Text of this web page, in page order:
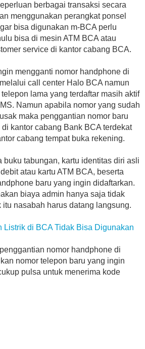
berbagai transaksi secara
menggunakan perangkat ponsel
bisa digunakan m-BCA perlu
bisa di mesin ATM BCA atau
service di kantor cabang BCA.
mengganti nomor handphone di
call center Halo BCA namun
lama yang terdaftar masih aktif
Namun apabila nomor yang sudah
maka penggantian nomor baru
kantor cabang Bank BCA terdekat
cabang tempat buka rekening.
buku tabungan, kartu identitas diri asli
atau kartu ATM BCA, beserta
baru yang ingin didaftarkan.
biaya admin hanya saja tidak
nasabah harus datang langsung.
Listrik di BCA Tidak Bisa Digunakan
nomor handphone di
nomor telepon baru yang ingin
pulsa untuk menerima kode